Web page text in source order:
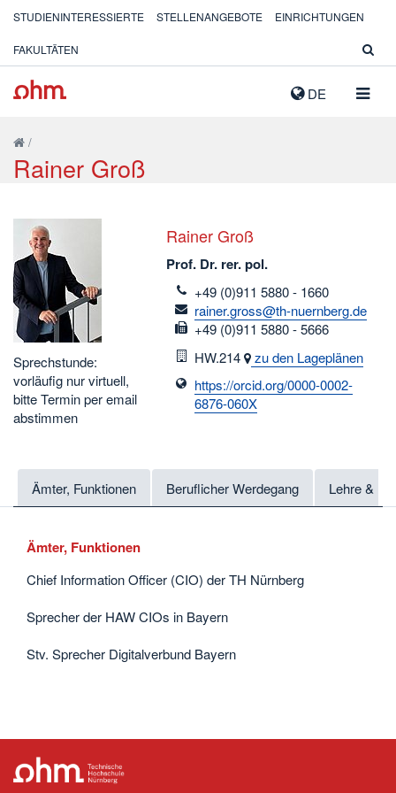
DE
STUDIENINTERESSIERTE STELLENANGEBOTE EINRICHTUNGEN
FAKULTÄTEN
/
Rainer Groß
Sprechstunde:
vorläufig nur virtuell,
bitte Termin per email
abstimmen
Rainer Groß
Prof. Dr. rer. pol.
telefon
+49 (0)911 5880 - 1660
email
rainer.gross@th-nuernberg.de
fax
+49 (0)911 5880 - 5666
Raum
HW.214 zu den Lageplänen
https://orcid.org/0000-0002-
6876-060X
Ämter, Funktionen Beruflicher Werdegang Lehre &
Ämter, Funktionen
Chief Information Officer (CIO) der TH Nürnberg
Sprecher der HAW CIOs in Bayern
Stv. Sprecher Digitalverbund Bayern